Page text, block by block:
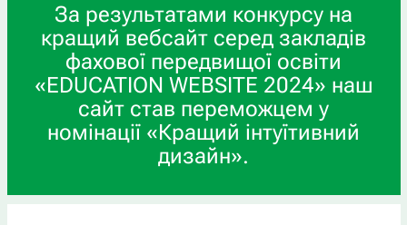
За результатами конкурсу на
кращий вебсайт серед закладів
фахової передвищої освіти
«EDUCATION WEBSITE 2024» наш
сайт став переможцем у
номінації «Кращий інтуїтивний
дизайн».